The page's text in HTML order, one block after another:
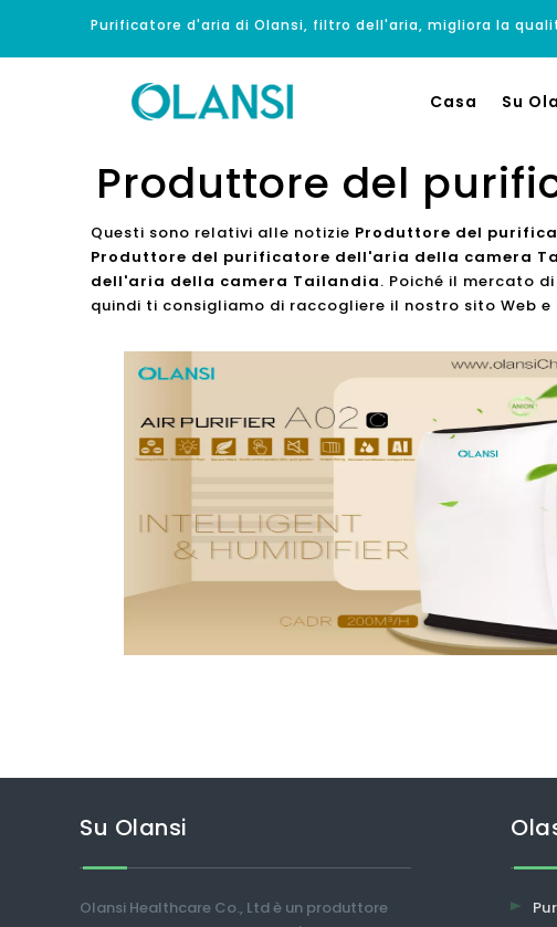
Purificatore d'aria di Olansi, filtro dell'aria, migliora la
Casa Su
Produttore del
Questi sono relativi alle notizie Produttore del
Produttore del purificatore dell'aria della camera
dell'aria della camera Tailandia. Poiché il mercato di
quindi ti consigliamo di raccogliere il nostro sito Web
Su Olansi
Olansi Healthcare Co., Ltd è un produttore